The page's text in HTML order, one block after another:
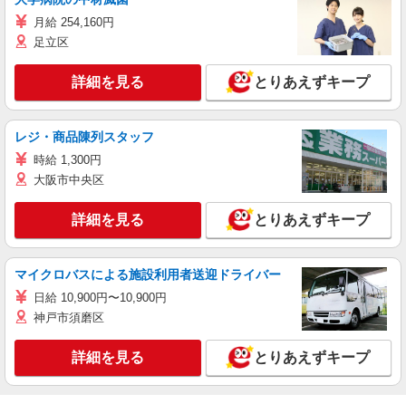
月給 254,160円
足立区
詳細を見る とりあえずキープ
レジ・商品陳列スタッフ
時給 1,300円
大阪市中央区
詳細を見る とりあえずキープ
マイクロバスによる施設利用者送迎ドライバー
日給 10,900円〜10,900円
神戸市須磨区
詳細を見る とりあえずキープ